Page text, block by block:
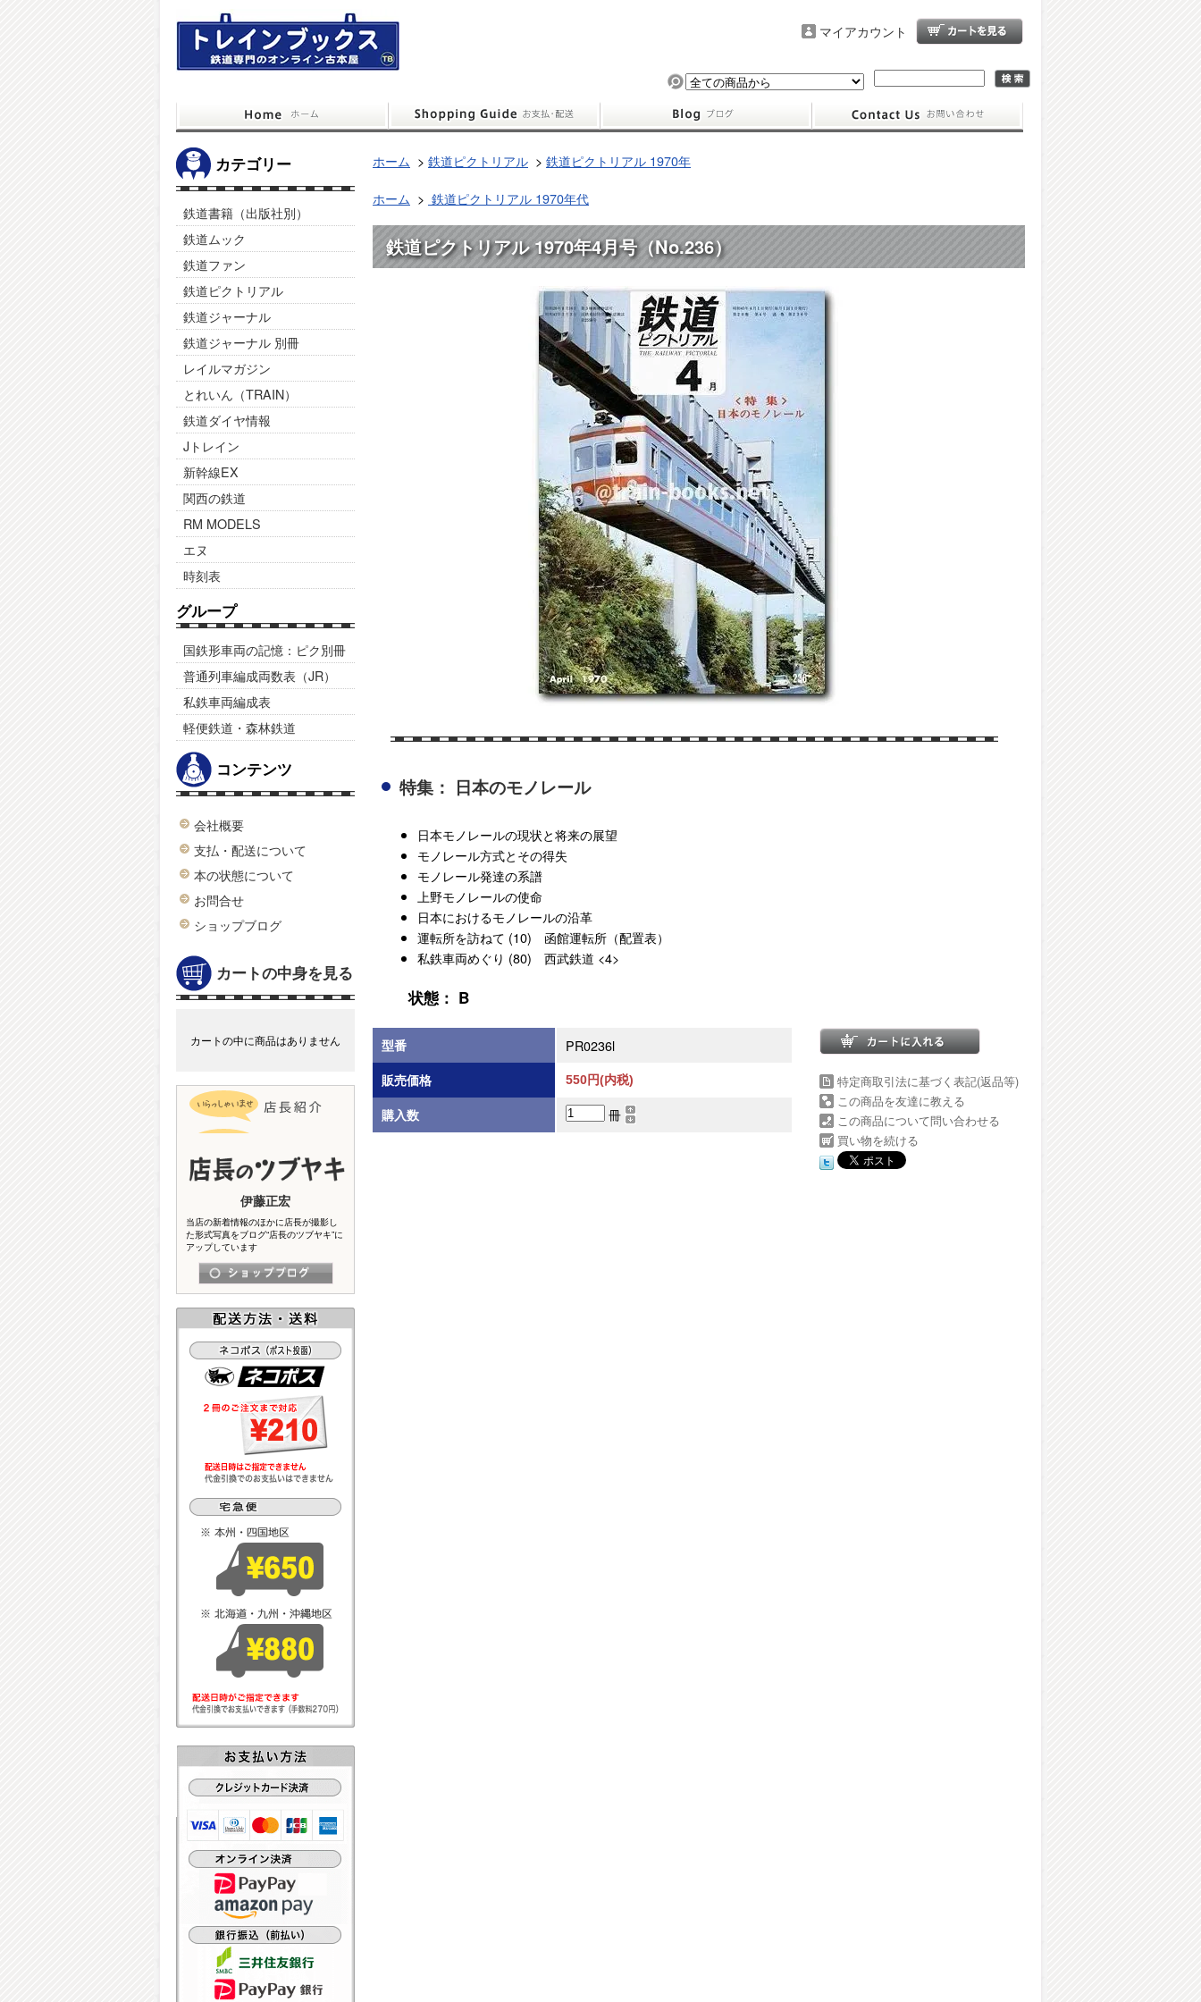
マイアカウント
カテゴリー
鉄道書籍（出版社別）
鉄道ムック
鉄道ファン
鉄道ピクトリアル
鉄道ジャーナル
鉄道ジャーナル 別冊
レイルマガジン
とれいん（TRAIN）
鉄道ダイヤ情報
Jトレイン
新幹線EX
関西の鉄道
RM MODELS
エヌ
時刻表
グループ
国鉄形車両の記憶：ピク別冊
普通列車編成両数表（JR）
私鉄車両編成表
軽便鉄道・森林鉄道
コンテンツ
会社概要
支払・配送について
本の状態について
お問合せ
ショップブログ
カートの中身を見る
カートの中に商品はありません
伊藤正宏
当店の新着情報のほかに店長が撮影し
た形式写真をブログ“店長のツブヤキ”に
アップしています
ホーム > 鉄道ピクトリアル > 鉄道ピクトリアル 1970年
ホーム > 鉄道ピクトリアル 1970年代
鉄道ピクトリアル 1970年4月号（No.236）
特集： 日本のモノレール
日本モノレールの現状と将来の展望
モノレール方式とその得失
モノレール発達の系譜
上野モノレールの使命
日本におけるモノレールの沿革
運転所を訪ねて (10) 函館運転所（配置表）
私鉄車両めぐり (80) 西武鉄道 <4>
状態： B
型番 PR0236l
販売価格 550円(内税)
購入数 冊
特定商取引法に基づく表記(返品等)
この商品を友達に教える
この商品について問い合わせる
買い物を続ける